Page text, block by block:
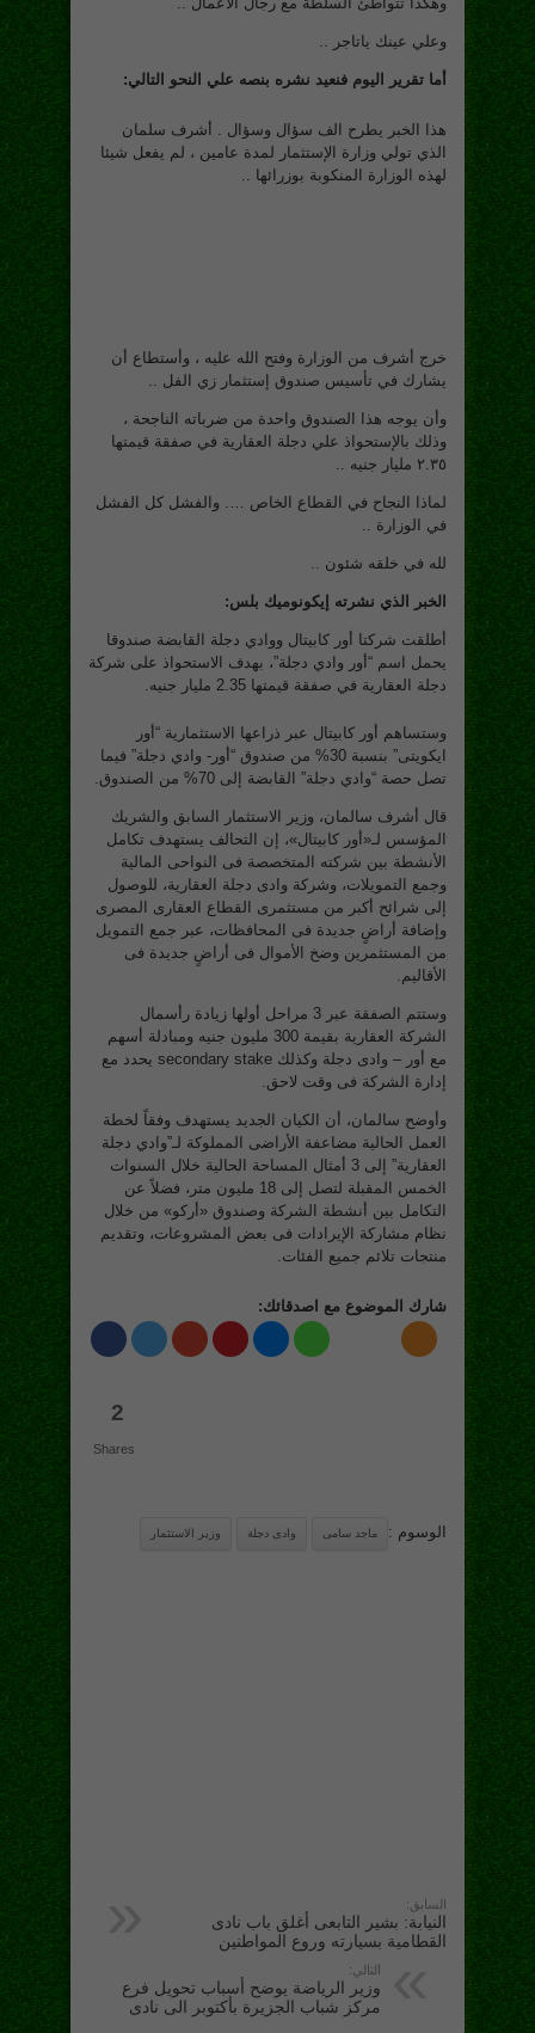
وعلي عينك ياتاجر ..
أما تقرير اليوم فنعيد نشره بنصه علي النحو التالي:
هذا الخبر يطرح الف سؤال وسؤال . أشرف سلمان
الذي تولي وزارة الإستثمار لمدة عامين ، لم يفعل شيئا
لهذه الوزارة المنكوبة بوزرائها ..
خرج أشرف من الوزارة وفتح الله عليه ، وأستطاع أن
يشارك في تأسيس صندوق إستثمار زي الفل ..
وأن يوجه هذا الصندوق واحدة من ضرباته الناجحة ،
وذلك بالإستحواذ علي دجلة العقارية في صفقة قيمتها
٢.٣٥ مليار جنيه ..
لماذا النجاح في القطاع الخاص …. والفشل كل الفشل
في الوزارة ..
لله في خلقه شئون ..
الخبر الذي نشرته إيكونوميك بلس:
أطلقت شركتا أور كابيتال ووادي دجلة القابضة صندوقا
يحمل اسم “أور وادي دجلة”، بهدف الاستحواذ على شركة
دجلة العقارية في صفقة قيمتها 2.35 مليار جنيه.
وستساهم أور كابيتال عبر ذراعها الاستثمارية “أور
ايكويتى” بنسبة 30% من صندوق “أور- وادي دجلة” فيما
تصل حصة “وادي دجلة” القابضة إلى 70% من الصندوق.
قال أشرف سالمان، وزير الاستثمار السابق والشريك
المؤسس لـ«أور كابيتال»، إن التحالف يستهدف تكامل
الأنشطة بين شركته المتخصصة فى النواحى المالية
وجمع التمويلات، وشركة وادى دجلة العقارية، للوصول
إلى شرائح أكبر من مستثمرى القطاع العقارى المصرى
وإضافة أراضٍ جديدة فى المحافظات، عبر جمع التمويل
من المستثمرين وضخ الأموال فى أراضٍ جديدة فى
الأقاليم.
وستتم الصفقة عبر 3 مراحل أولها زيادة رأسمال
الشركة العقارية بقيمة 300 مليون جنيه ومبادلة أسهم
مع أور – وادى دجلة وكذلك secondary stake يحدد مع
إدارة الشركة فى وقت لاحق.
وأوضح سالمان، أن الكيان الجديد يستهدف وفقاً لخطة
العمل الحالية مضاعفة الأراضى المملوكة لـ”وادي دجلة
العقارية” إلى 3 أمثال المساحة الحالية خلال السنوات
الخمس المقبلة لتصل إلى 18 مليون متر، فضلاً عن
التكامل بين أنشطة الشركة وصندوق «أركو» من خلال
نظام مشاركة الإيرادات فى بعض المشروعات، وتقديم
منتجات تلائم جميع الفئات.
شارك الموضوع مع اصدقائك:
2
Shares
الوسوم : ماجد سامى وادى دجلة وزير الاستثمار
السابق:
النيابة: بشير التابعى أغلق باب نادى
القطامية بسيارته وروع المواطنين
التالي:
وزير الرياضة يوضح أسباب تحويل فرع
مركز شباب الجزيرة بأكتوبر الى نادى